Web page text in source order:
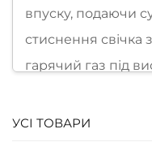
впуску, подаючи
стиснення свічка
гарячий газ під
вал (теплова
УСІ ТОВАРИ